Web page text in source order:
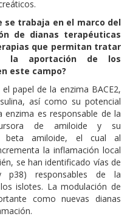
se trabaja en el marco del
de dianas terapéuticas
que permitan tratar
la aportación de los
este campo?
papel de la enzima BACE2,
así como su potencial
es responsable de la
de amiloide y su
beta amiloide, el cual al
la inflamación local
se han identificado vías de
p38) responsables de la
islotes. La modulación de
como nuevas dianas